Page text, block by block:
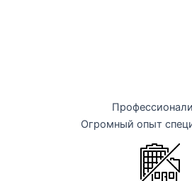
Огромный опыт